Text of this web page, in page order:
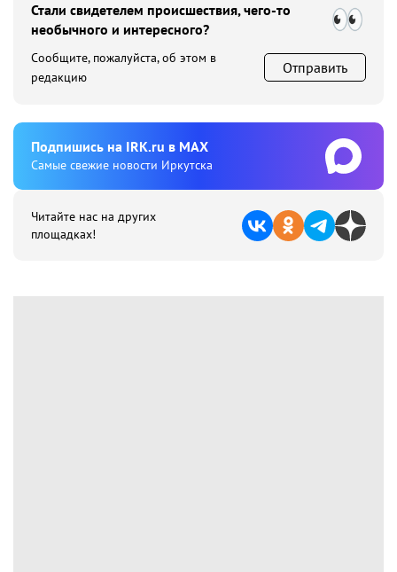
Стали свидетелем происшествия, чего-то
необычного и интересного?
Сообщите, пожалуйста, об этом в
редакцию
Отправить
Подпишиcь на IRK.ru в MAX
Cамые свежие новости Иркутска
Читайте нас на других
площадках!